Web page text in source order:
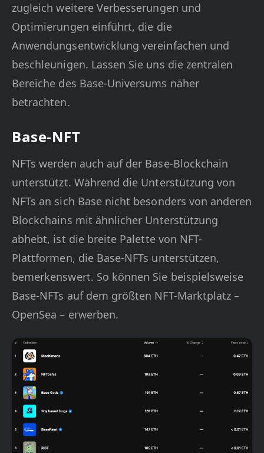
zugleich weitere Verbesserungen und
Optimierungen einführt, die die
Anwendungsentwicklung vereinfachen und
beschleunigen. Lassen Sie uns die zentralen
Bereiche des Base-Universums näher
betrachten.
Base-NFT
NFTs werden auch auf der Base-Blockchain
unterstützt. Während die Unterstützung von
NFTs an sich Base nicht besonders von anderen
Blockchains mit ähnlicher Unterstützung
abhebt, ist die breite Palette von NFT-
Plattformen, die Base-NFTs unterstützen,
bemerkenswert. So können Sie beispielsweise
Base-NFTs auf dem größten NFT-Marktplatz –
OpenSea – erwerben.